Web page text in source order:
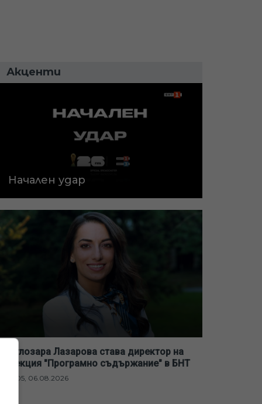
Акценти
Начален удар
Светлозара Лазарова става директор на
дирекция "Програмно съдържание" в БНТ
12:05, 06.08.2026